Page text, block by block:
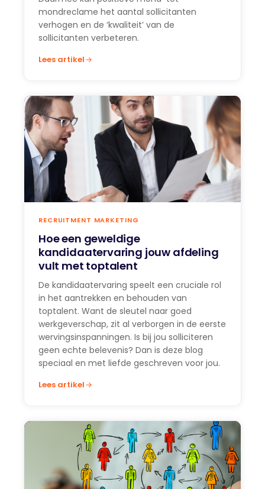
mondreclame het aantal sollicitanten
verhogen en de ‘kwaliteit’ van de
sollicitanten verbeteren.
Lees artikel
RECRUITMENT MARKETING
Hoe een geweldige
kandidaatervaring jouw afdeling
vult met toptalent
De kandidaatervaring speelt een cruciale rol
in het aantrekken en behouden van
toptalent. Want de sleutel naar goed
werkgeverschap, zit al verborgen in de eerste
wervingsinspanningen. Is bij jou solliciteren
geen echte belevenis? Dan is deze blog
speciaal en met liefde geschreven voor jou.
Lees artikel